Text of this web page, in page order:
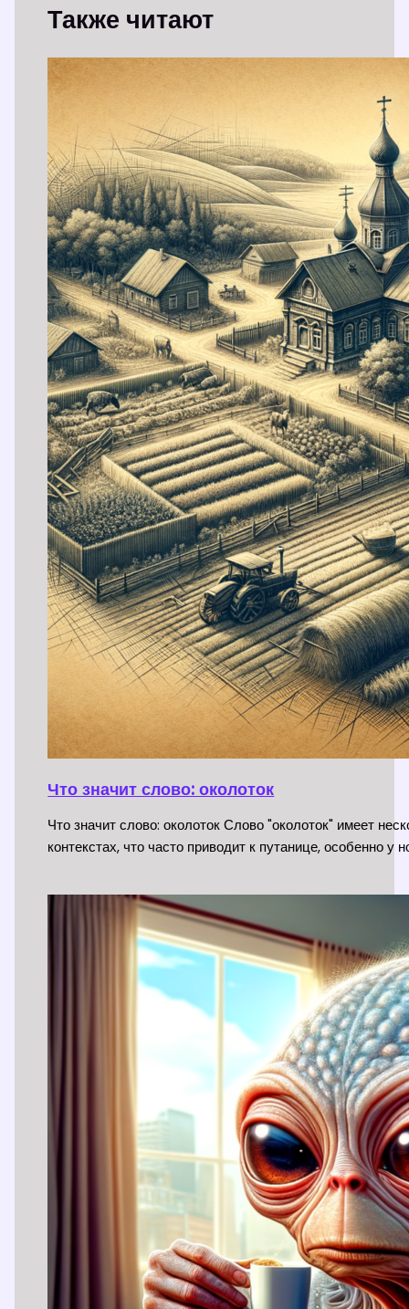
Также читают
Что значит слово: околоток
Что значит слово: околоток Слово "околоток" имеет
контекстах, что часто приводит к путанице, особенно у